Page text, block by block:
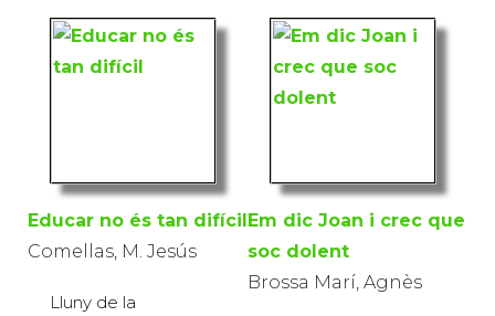
Educar no és tan difícil
Comellas, M. Jesús
Lluny de la
Em dic Joan i crec que
soc dolent
Brossa Marí, Agnès